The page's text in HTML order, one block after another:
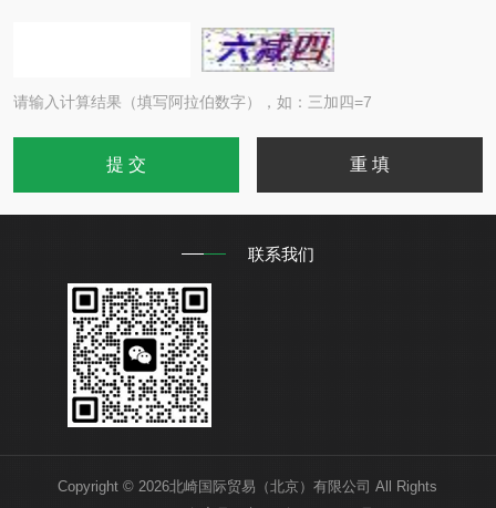
请输入计算结果（填写阿拉伯数字），如：三加四=7
联系我们
Copyright © 2026北崎国际贸易（北京）有限公司 All Rights